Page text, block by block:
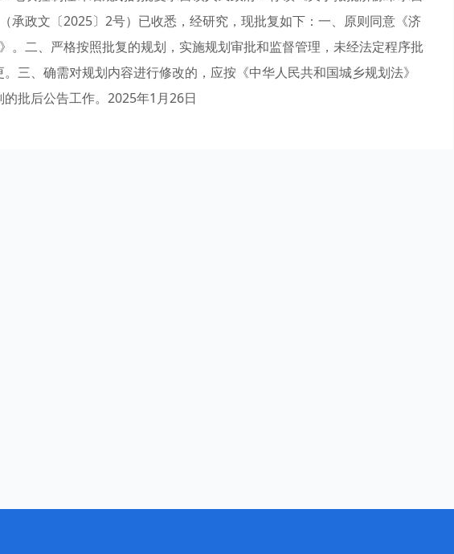
承政文〔2025〕2号）已收悉，经研究，现批复如下：一、原则同意《济
。二、严格按照批复的规划，实施规划审批和监督管理，未经法定程序批
三、确需对规划内容进行修改的，应按《中华人民共和国城乡规划法》
的批后公告工作。2025年1月26日